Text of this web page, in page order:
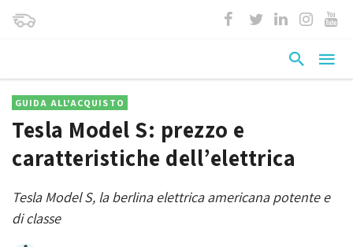
GUIDA ALL'ACQUISTO
Tesla Model S: prezzo e
caratteristiche dell’elettrica
Tesla Model S, la berlina elettrica americana potente e
di classe